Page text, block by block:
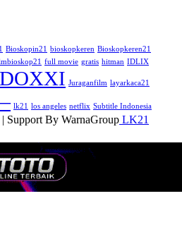
Bioskopin21 bioskopkeren Bioskopkeren21
full movie gratis hitman IDLIX
Juraganfilm layarkaca21
lk21 los angeles netflix Subtitle Indonesia
| Support By WarnaGroup LK21